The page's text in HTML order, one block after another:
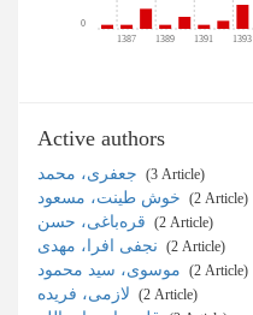
1387 1389 1391 1393
0
Active authors
‎ (3 Article)
‎ (2 Article)
‎ (2 Article)
‎ (2 Article)
‎ (2 Article)
‎ (2 Article)